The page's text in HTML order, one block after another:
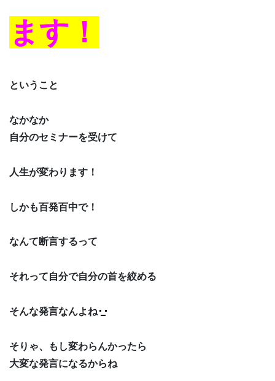
ます！
ということ
なかなか
自分のセミナーを受けて
人生が変わります！
しかも百発百中で！
なんて断言するって
それって自分で自分の首を絞める
そんな発言なんよね
そりゃ、もし変わらんかったら
大変な発言になるからね